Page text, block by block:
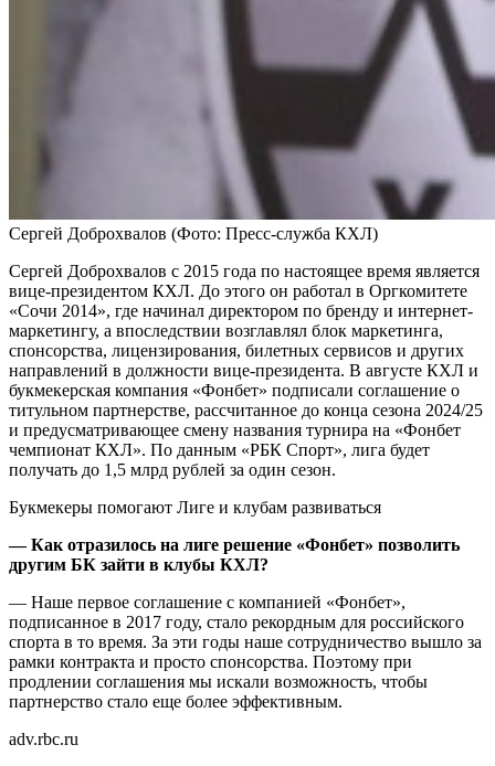
Сергей Доброхвалов (Фото: Пресс-служба КХЛ)
Сергей Доброхвалов с 2015 года по настоящее время является
вице-президентом КХЛ. До этого он работал в Оргкомитете
«Сочи 2014», где начинал директором по бренду и интернет-
маркетингу, а впоследствии возглавлял блок маркетинга,
спонсорства, лицензирования, билетных сервисов и других
направлений в должности вице-президента. В августе КХЛ и
букмекерская компания «Фонбет» подписали соглашение о
титульном партнерстве, рассчитанное до конца сезона 2024/25
и предусматривающее смену названия турнира на «Фонбет
чемпионат КХЛ». По данным «РБК Спорт», лига будет
получать до 1,5 млрд рублей за один сезон.
Букмекеры помогают Лиге и клубам развиваться
— Как отразилось на лиге решение «Фонбет» позволить
другим БК зайти в клубы КХЛ?
— Наше первое соглашение c компанией «Фонбет»,
подписанное в 2017 году, стало рекордным для российского
спорта в то время. За эти годы наше сотрудничество вышло за
рамки контракта и просто спонсорства. Поэтому при
продлении соглашения мы искали возможность, чтобы
партнерство стало еще более эффективным.
adv.rbc.ru